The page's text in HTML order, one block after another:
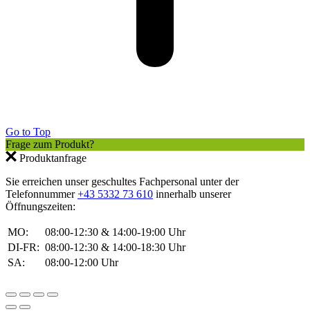
Go to Top
Frage zum Produkt?
Produktanfrage
Sie erreichen unser geschultes Fachpersonal unter der
Telefonnummer+43 5332 73 610 innerhalb unserer
Öffnungszeiten:
MO:
08:00-12:30 & 14:00-19:00 Uhr
DI-FR: 08:00-12:30 & 14:00-18:30 Uhr
SA:
08:00-12:00 Uhr